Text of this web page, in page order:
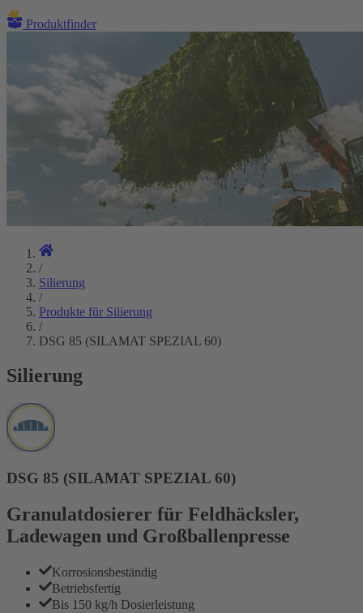
Produktfinder
/
Silierung
/
Produkte für Silierung
/
DSG 85 (SILAMAT SPEZIAL 60)
Silierung
DSG 85 (SILAMAT SPEZIAL 60)
Granulatdosierer für Feldhäcksler,
Ladewagen und Großballenpresse
Korrosionsbeständig
Betriebsfertig
Bis 150 kg/h Dosierleistung